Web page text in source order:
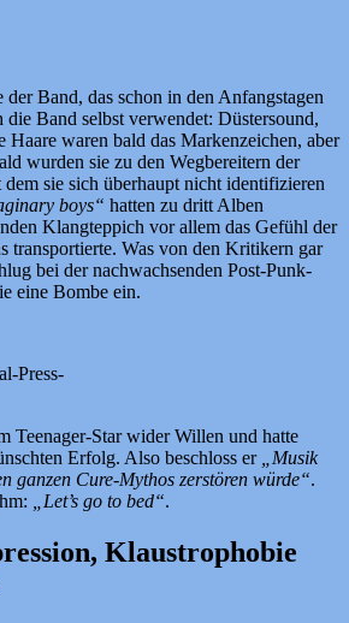
Band, das schon in den Anfangstagen
die Band selbst verwendet: Düstersound,
waren bald das Markenzeichen, aber
wurden sie zu den Wegbereitern der
sie sich überhaupt nicht identifizieren
boys“ hatten zu dritt Alben
Klangteppich vor allem das Gefühl der
transportierte. Was von den Kritikern gar
bei der nachwachsenden Post-Punk-
eine Bombe ein.
Press-
Teenager-Star wider Willen und hatte
Erfolg. Also beschloss er
„Musik
ganzen Cure-Mythos zerstören würde“.
„Let’s go to bed“.
Klaustrophobie